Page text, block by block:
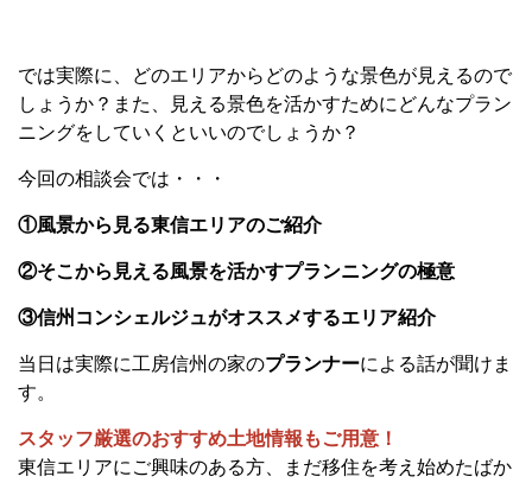
では実際に、どのエリアからどのような景色が見えるので
しょうか？また、見える景色を活かすためにどんなプラン
ニングをしていくといいのでしょうか？
今回の相談会では・・・
①風景から見る東信エリアのご紹介
②そこから見える風景を活かすプランニングの極意
③信州コンシェルジュがオススメするエリア紹介
当日は実際に工房信州の家のプランナーによる話が聞けま
す。
スタッフ厳選のおすすめ土地情報もご用意！
東信エリアにご興味のある方、まだ移住を考え始めたばか